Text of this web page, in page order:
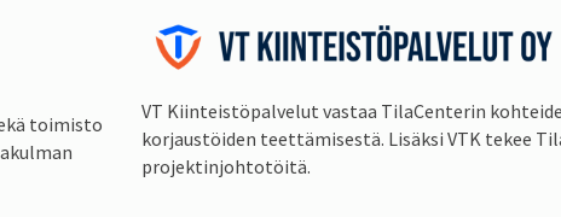
toimisto
VT Kiinteistöpalvelut vastaa TilaCenterin
korjaustöiden teettämisestä. Lisäksi VTK tekee
projektinjohtotöitä.